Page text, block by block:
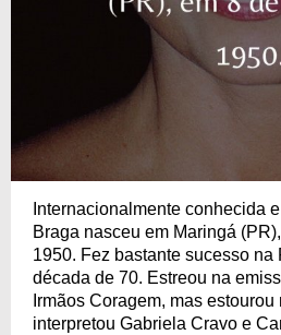
Internacionalmente conhecida
Braga nasceu em Maringá
1950. Fez bastante sucesso na
década de 70. Estreou na
Irmãos Coragem, mas
interpretou Gabriela Cravo e